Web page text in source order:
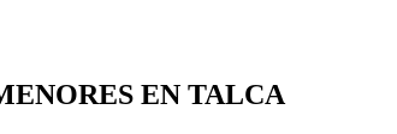
EN TALCA